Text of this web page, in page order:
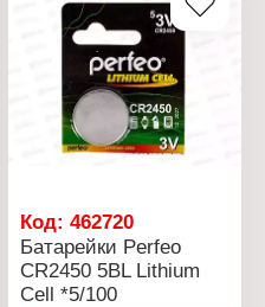
Упаковка: блистер
Код:462720
Батарейки Perfeo
CR2450 5BL Lithium
Cell *5/100